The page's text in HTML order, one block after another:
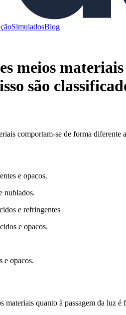
SimuladosBlog
meios
são
comportam-se de forma diferente
e opacos.
nublados.
e refringentes
e opacos.
e opacos.
materiais quanto à passagem da luz